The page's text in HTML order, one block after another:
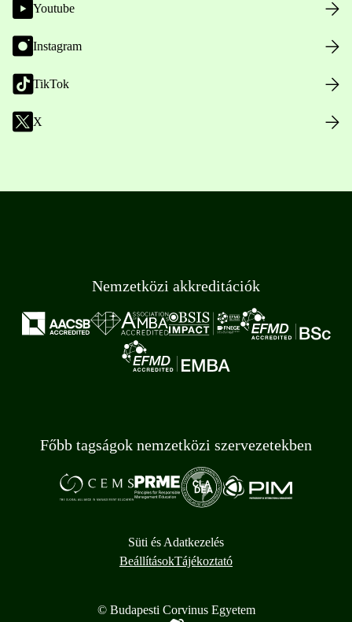
Youtube
Instagram
TikTok
X
Nemzetközi akkreditációk
Főbb tagságok nemzetközi szervezetekben
Süti és Adatkezelés
BeállításokTájékoztató
© Budapesti Corvinus Egyetem